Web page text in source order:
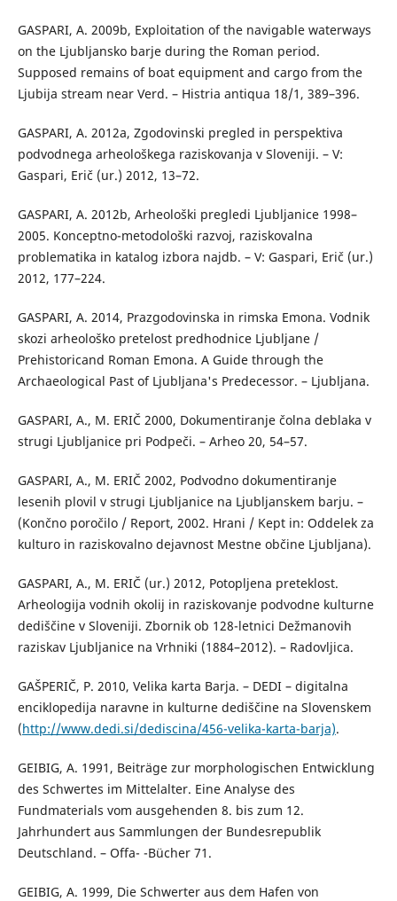
GASPARI, A. 2009b, Exploitation of the navigable waterways
on the Ljubljansko barje during the Roman period.
Supposed remains of boat equipment and cargo from the
Ljubija stream near Verd. – Histria antiqua 18/1, 389–396.
GASPARI, A. 2012a, Zgodovinski pregled in perspektiva
podvodnega arheološkega raziskovanja v Sloveniji. – V:
Gaspari, Erič (ur.) 2012, 13–72.
GASPARI, A. 2012b, Arheološki pregledi Ljubljanice 1998–
2005. Konceptno-metodološki razvoj, raziskovalna
problematika in katalog izbora najdb. – V: Gaspari, Erič (ur.)
2012, 177–224.
GASPARI, A. 2014, Prazgodovinska in rimska Emona. Vodnik
skozi arheološko pretelost predhodnice Ljubljane /
Prehistoricand Roman Emona. A Guide through the
Archaeological Past of Ljubljana's Predecessor. – Ljubljana.
GASPARI, A., M. ERIČ 2000, Dokumentiranje čolna deblaka v
strugi Ljubljanice pri Podpeči. – Arheo 20, 54–57.
GASPARI, A., M. ERIČ 2002, Podvodno dokumentiranje
lesenih plovil v strugi Ljubljanice na Ljubljanskem barju. –
(Končno poročilo / Report, 2002. Hrani / Kept in: Oddelek za
kulturo in raziskovalno dejavnost Mestne občine Ljubljana).
GASPARI, A., M. ERIČ (ur.) 2012, Potopljena preteklost.
Arheologija vodnih okolij in raziskovanje podvodne kulturne
dediščine v Sloveniji. Zbornik ob 128-letnici Dežmanovih
raziskav Ljubljanice na Vrhniki (1884–2012). – Radovljica.
GAŠPERIČ, P. 2010, Velika karta Barja. – DEDI – digitalna
enciklopedija naravne in kulturne dediščine na Slovenskem
(http://www.dedi.si/dediscina/456-velika-karta-barja).
GEIBIG, A. 1991, Beiträge zur morphologischen Entwicklung
des Schwertes im Mittelalter. Eine Analyse des
Fundmaterials vom ausgehenden 8. bis zum 12.
Jahrhundert aus Sammlungen der Bundesrepublik
Deutschland. – Offa- -Bücher 71.
GEIBIG, A. 1999, Die Schwerter aus dem Hafen von